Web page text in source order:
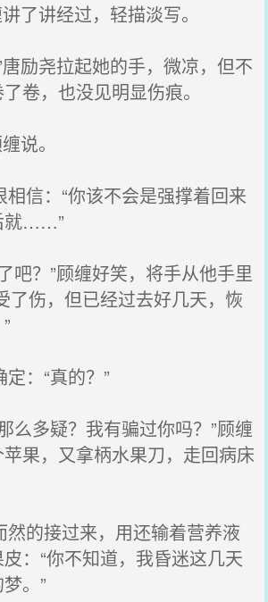
了讲经过，轻描淡写。
励尧拉起她的手，微凉，但不
卷，也没见明显伤痕。
说。
信：“你该不会是强撑着回来
就……”
吧？”顾缠好笑，将手从他手里
了伤，但已经过去好几天，恢
：“真的？”
么多疑？我有骗过你吗？”顾缠
果，又拿柄水果刀，走回病床
的接过来，用还输着营养液
：“你不知道，我昏迷这几天
。”